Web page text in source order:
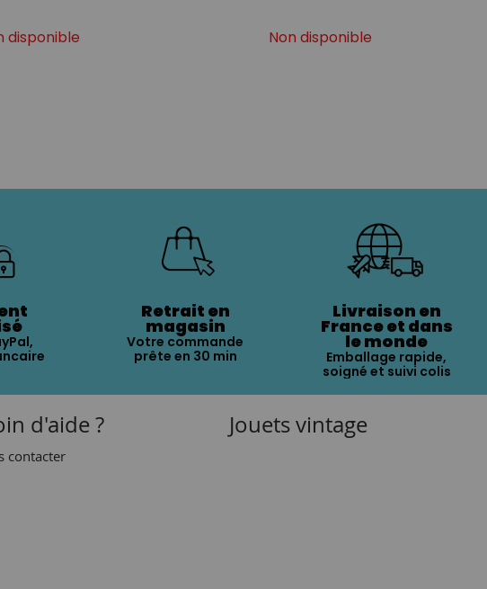
disponible Non disponible
Retrait en
magasin
Votre commande
prête en 30 min
Livraison en
France et dans
le monde
Emballage rapide,
soigné et suivi colis
d'aide ?
contacter
Jouets vintage